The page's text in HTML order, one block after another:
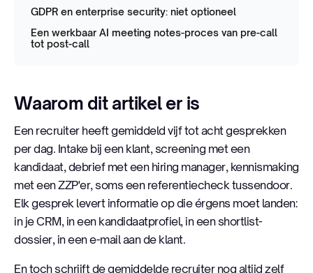
GDPR en enterprise security: niet optioneel
Een werkbaar AI meeting notes-proces van pre-call
tot post-call
Waarom dit artikel er is
Een recruiter heeft gemiddeld vijf tot acht gesprekken
per dag. Intake bij een klant, screening met een
kandidaat, debrief met een hiring manager, kennismaking
met een ZZP'er, soms een referentiecheck tussendoor.
Elk gesprek levert informatie op die érgens moet landen:
in je CRM, in een kandidaatprofiel, in een shortlist-
dossier, in een e-mail aan de klant.
En toch schrijft de gemiddelde recruiter nog altijd zelf